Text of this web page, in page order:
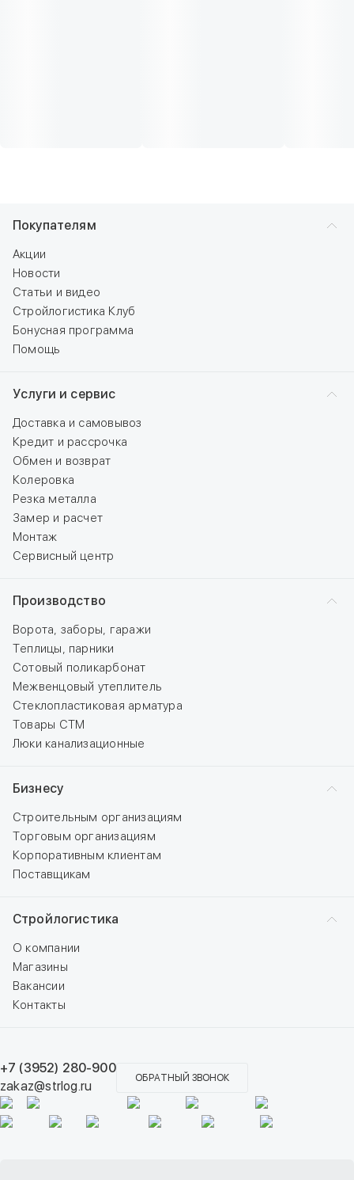
Покупателям
Акции
Новости
Статьи и видео
Стройлогистика Клуб
Бонусная программа
Помощь
Услуги и сервис
Доставка и самовывоз
Кредит и рассрочка
Обмен и возврат
Колеровка
Резка металла
Замер и расчет
Монтаж
Сервисный центр
Производство
Ворота, заборы, гаражи
Теплицы, парники
Сотовый поликарбонат
Межвенцовый утеплитель
Стеклопластиковая арматура
Товары СТМ
Люки канализационные
Бизнесу
Строительным организациям
Торговым организациям
Корпоративным клиентам
Поставщикам
Стройлогистика
О компании
Магазины
Вакансии
Контакты
+7 (3952) 280-900
zakaz@strlog.ru
ОБРАТНЫЙ ЗВОНОК